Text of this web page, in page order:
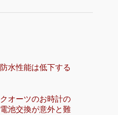
防水性能は低下する
クオーツのお時計の
電池交換が意外と難